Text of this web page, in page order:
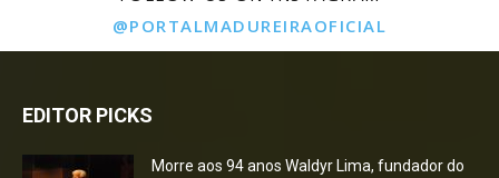
@PORTALMADUREIRAOFICIAL
EDITOR PICKS
Morre aos 94 anos Waldyr Lima, fundador do